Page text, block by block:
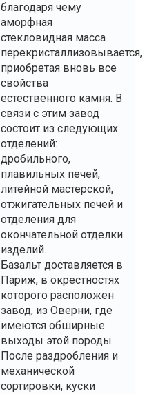
благодаря чему
аморфная
стекловидная масса
перекристаллизовывается,
приобретая вновь все
свойства
естественного камня. В
связи с этим завод
состоит из следующих
отделений:
дробильного,
плавильных печей,
литейной мастерской,
отжигательных печей и
отделения для
окончательной отделки
изделий.
Базальт доставляется в
Париж, в окрестностях
которого расположен
завод, из Оверни, где
имеются обширные
выходы этой породы.
После раздробления и
механической
сортировки, куски